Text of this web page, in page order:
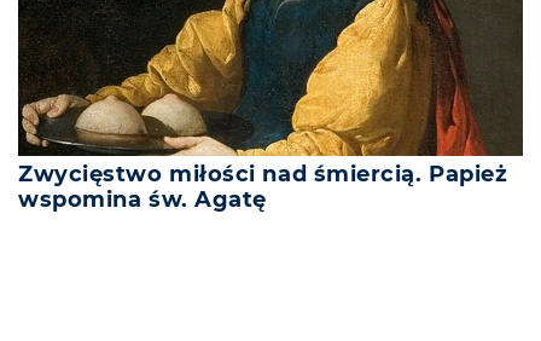
Zwycięstwo miłości nad śmiercią. Papież
wspomina św. Agatę